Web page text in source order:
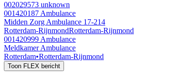
002029573 unknown
001420187 Ambulance
Midden Zorg Ambulance 17-214
Rotterdam-RijnmondRotterdam-Rijnmond
001420999 Ambulance
Meldkamer Ambulance
Rotterdam•Rotterdam-Rijnmond
Toon FLEX bericht